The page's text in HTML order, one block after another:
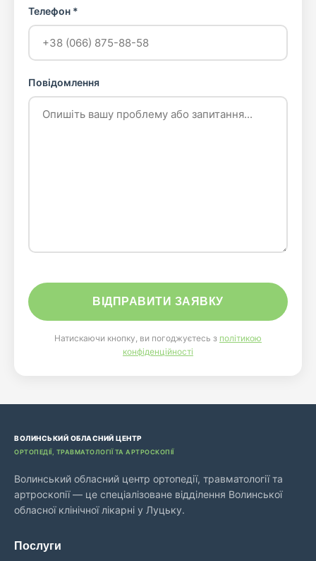
Телефон *
Повідомлення
Натискаючи кнопку, ви погоджуєтесь з політикою
конфіденційності
ВОЛИНСЬКИЙ ОБЛАСНИЙ ЦЕНТР
ОРТОПЕДІЇ, ТРАВМАТОЛОГІЇ ТА АРТРОСКОПІЇ
Волинський обласний центр ортопедії, травматології та
артроскопії — це спеціалізоване відділення Волинської
обласної клінічної лікарні у Луцьку.
Послуги